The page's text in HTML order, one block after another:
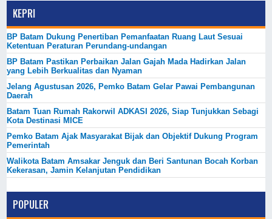
KEPRI
BP Batam Dukung Penertiban Pemanfaatan Ruang Laut Sesuai
Ketentuan Peraturan Perundang-undangan
BP Batam Pastikan Perbaikan Jalan Gajah Mada Hadirkan Jalan
yang Lebih Berkualitas dan Nyaman
Jelang Agustusan 2026, Pemko Batam Gelar Pawai Pembangunan
Daerah
Batam Tuan Rumah Rakorwil ADKASI 2026, Siap Tunjukkan Sebagi
Kota Destinasi MICE
Pemko Batam Ajak Masyarakat Bijak dan Objektif Dukung Program
Pemerintah
Walikota Batam Amsakar Jenguk dan Beri Santunan Bocah Korban
Kekerasan, Jamin Kelanjutan Pendidikan
POPULER